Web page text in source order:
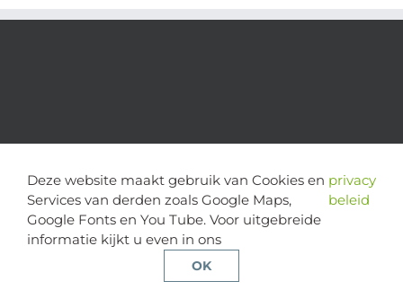
copyright 2024 | alle rechten voorbehouden - Stichting Cognitie
Deze website maakt gebruik van Cookies en
Services van derden zoals Google Maps,
Google Fonts en You Tube. Voor uitgebreide
informatie kijkt u even in ons
privacy
beleid
OK